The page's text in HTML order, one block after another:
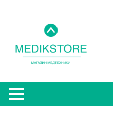
содержимому